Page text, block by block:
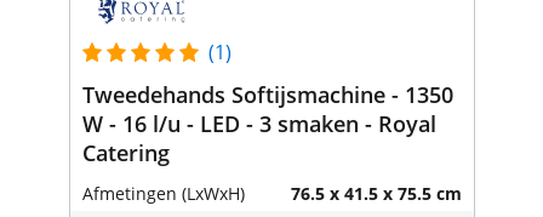
(1)
Tweedehands Softijsmachine - 1350
W - 16 l/u - LED - 3 smaken - Royal
Catering
Afmetingen (LxWxH) 76.5 x 41.5 x 75.5 cm